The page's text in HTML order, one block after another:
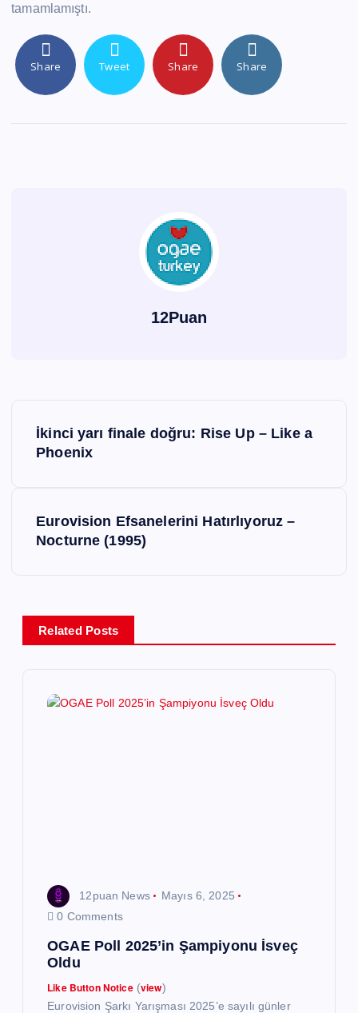
tamamlamıştı.
Share Tweet Share Share
12Puan
e
z
İkinci yarı finale doğru: Rise Up – Like a
Phoenix
Eurovision Efsanelerini Hatırlıyoruz –
Nocturne (1995)
Related Posts
12puan News
Mayıs 6, 2025
0 Comments
OGAE Poll 2025’in Şampiyonu İsveç
Oldu
Like Button Notice(view)
Eurovision Şarkı Yarışması 2025’e sayılı günler